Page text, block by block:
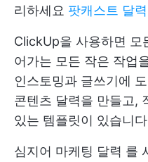
리하세요 팟캐스트 달
ClickUp을 사용하면 모
어가는 모든 작은 작업
인스토밍과 글쓰기에
콘텐츠 달력을 만들고,
있는 템플릿이 있습니다
심지어 마케팅 달력 를